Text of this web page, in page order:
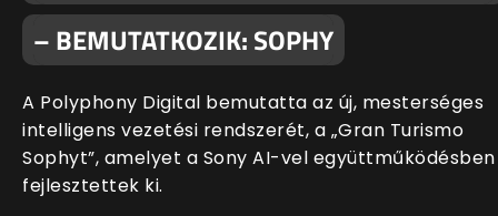
– BEMUTATKOZIK: SOPHY
A Polyphony Digital bemutatta az új, mesterséges
intelligens vezetési rendszerét, a „Gran Turismo
Sophyt”, amelyet a Sony AI-vel együttműködésben
fejlesztettek ki.